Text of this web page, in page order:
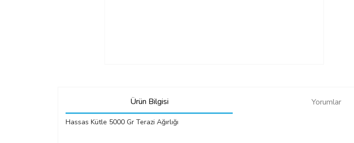
Ürün Bilgisi Yorumlar
Hassas Kütle 5000 Gr Terazi Ağırlığı